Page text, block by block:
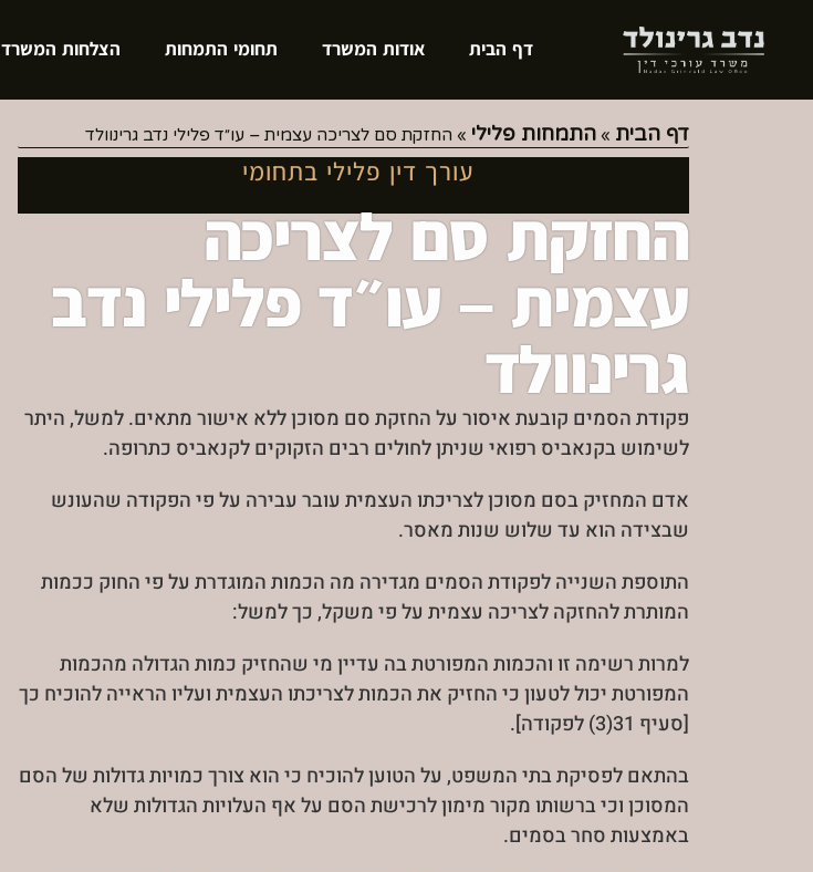
דף הבית אודות המשרד תחומי התמחות הצלחות המשרד
דף הבית » התמחות פלילי » החזקת סם לצריכה עצמית – עו״ד פלילי נדב גרינוולד
עורך דין פלילי בתחומי
החזקת סם לצריכה
עצמית – עו״ד פלילי נדב
גרינוולד
פקודת הסמים קובעת איסור על החזקת סם מסוכן ללא אישור מתאים. למשל, היתר
לשימוש בקנאביס רפואי שניתן לחולים רבים הזקוקים לקנאביס כתרופה.
אדם המחזיק בסם מסוכן לצריכתו העצמית עובר עבירה על פי הפקודה שהעונש
שבצידה הוא עד שלוש שנות מאסר.
התוספת השנייה לפקודת הסמים מגדירה מה הכמות המוגדרת על פי החוק ככמות
המותרת להחזקה לצריכה עצמית על פי משקל, כך למשל:
למרות רשימה זו והכמות המפורטת בה עדיין מי שהחזיק כמות הגדולה מהכמות
המפורטת יכול לטעון כי החזיק את הכמות לצריכתו העצמית ועליו הראייה להוכיח כך
[סעיף 31(3) לפקודה].
בהתאם לפסיקת בתי המשפט, על הטוען להוכיח כי הוא צורך כמויות גדולות של הסם
המסוכן וכי ברשותו מקור מימון לרכישת הסם על אף העלויות הגדולות שלא
באמצעות סחר בסמים.